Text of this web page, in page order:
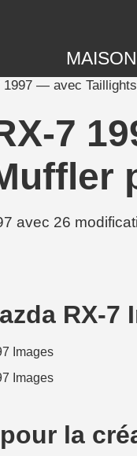
MAISON
1997 — avec
7
avec 26
RX-7
la